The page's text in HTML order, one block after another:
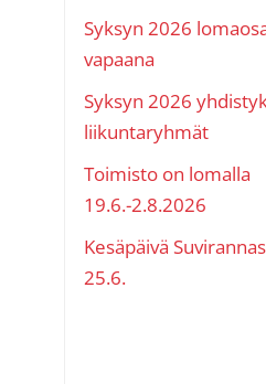
Syksyn 2026
vapaana
Syksyn 2026
liikuntaryhmät
Toimisto on lomalla
19.6.-2.8.2026
Kesäpäivä
25.6.